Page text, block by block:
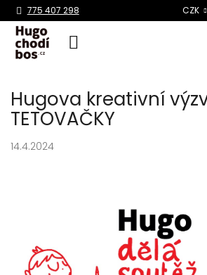
obsah
775 407 298 CZK
Hugova kreativní
TETOVAČKY
14.4.2024